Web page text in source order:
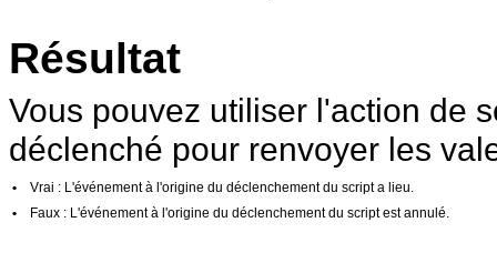
Résultat
Vous pouvez utiliser l'action de
déclenché pour renvoyer les
• Vrai : L'événement à l'origine du déclenchement du script a lieu.
•
Faux : L'événement à l'origine du déclenchement du script est annulé.